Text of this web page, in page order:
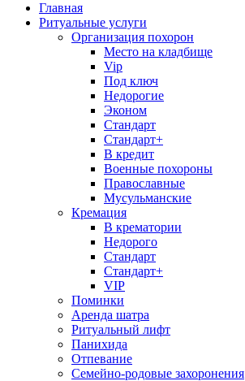
Главная
Ритуальные услуги
Организация похорон
Место на кладбище
Vip
Под ключ
Недорогие
Эконом
Стандарт
Стандарт+
В кредит
Военные похороны
Православные
Мусульманские
Кремация
В крематории
Недорого
Стандарт
Стандарт+
VIP
Поминки
Аренда шатра
Ритуальный лифт
Панихида
Отпевание
Семейно-родовые захоронения